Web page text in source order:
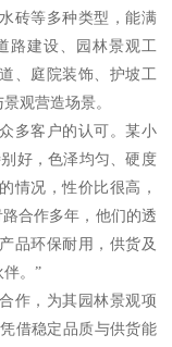
砖等多种类型，能满
路建设、园林景观工
、庭院装饰、护坡工
观营造场景。
多客户的认可。某小
好，色泽均匀、硬度
情况，性价比很高，
合作多年，他们的透
品环保耐用，供货及
。”
作，为其园林景观项
借稳定品质与供货能